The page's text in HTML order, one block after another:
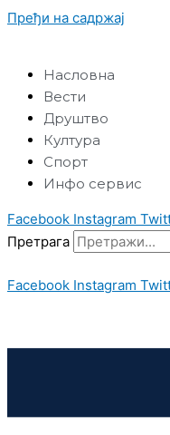
Пређи на садржај
Насловна
Вести
Друштво
Култура
Спорт
Инфо сервис
Facebook Instagram
Претрага
Facebook Instagram